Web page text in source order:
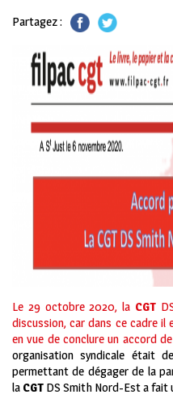
Partagez :
Le 29 octobre 2020, la CGT
discussion, car dans ce cadre
en vue de conclure un accord
organisation syndicale était
permettant de dégager de la
la CGT DS Smith Nord-Est a fait